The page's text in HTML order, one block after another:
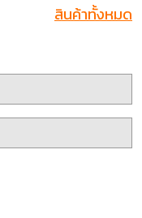
สินค้าทั้งหมด